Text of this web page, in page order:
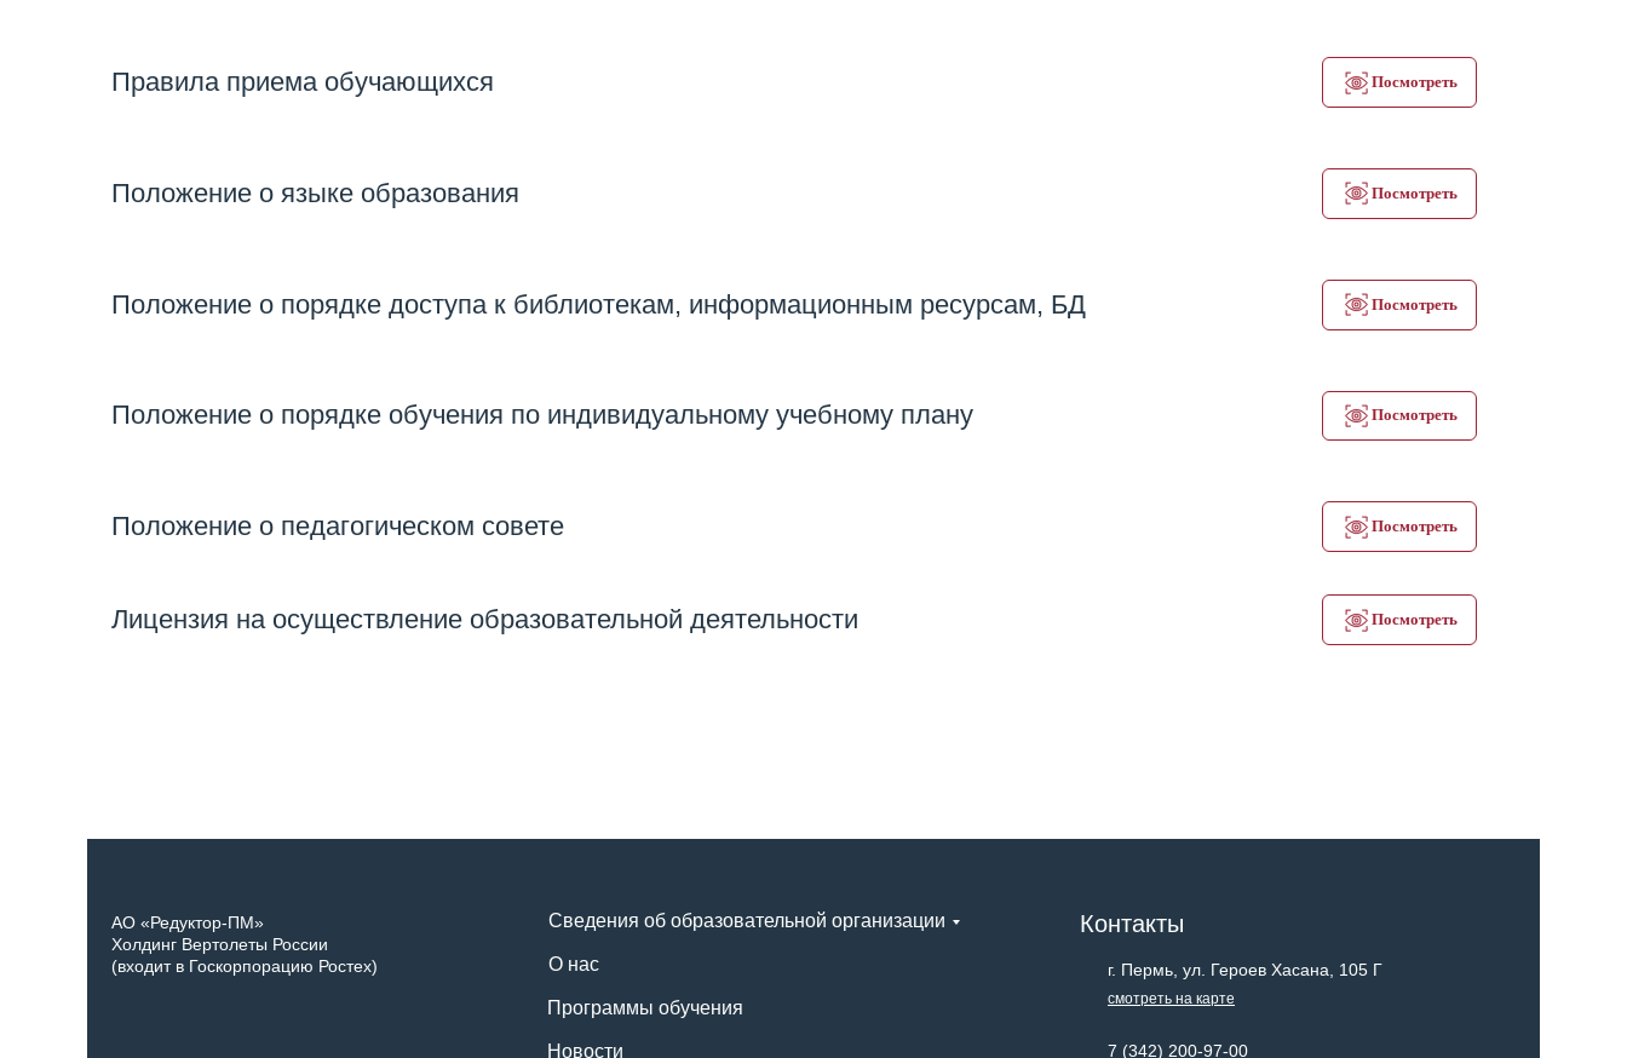
Правила приема обучающихся Посмотреть
Положение о языке образования Посмотреть
Положение о порядке доступа к библиотекам, информационным ресурсам, БД Посмотреть
Положение о порядке обучения по индивидуальному учебному плану Посмотреть
Положение о педагогическом совете Посмотреть
Лицензия на осуществление образовательной деятельности Посмотреть
АО «Редуктор-ПМ»
Холдинг Вертолеты России
(входит в Госкорпорацию Ростех)
г. Пермь, ул. Героев Хасана, 105 Г
7 (342) 200-97-00
cмотреть на карте
Сведения об образовательной организации
О нас
Программы обучения
Новости
Контакты